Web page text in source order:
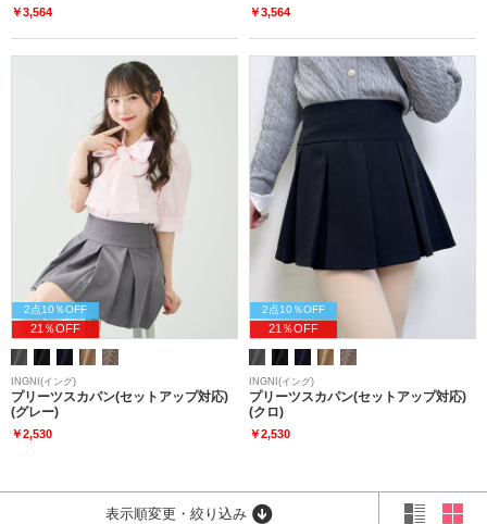
￥3,564 ￥3,564
2点10％OFF
21％OFF
INGNI(イング)
プリーツスカパン(セットアップ対応)
(グレー)
￥2,530
2点10％OFF
21％OFF
INGNI(イング)
プリーツスカパン(セットアップ対応)
(クロ)
￥2,530
表示順変更・絞り込み